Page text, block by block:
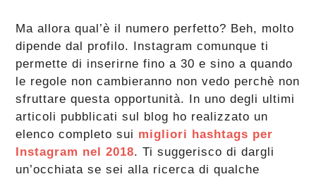
Ma allora qual’è il numero perfetto? Beh, molto
dipende dal profilo. Instagram comunque ti
permette di inserirne fino a 30 e sino a quando
le regole non cambieranno non vedo perchè non
sfruttare questa opportunità. In uno degli ultimi
articoli pubblicati sul blog ho realizzato un
elenco completo sui migliori hashtags per
Instagram nel 2018. Ti suggerisco di dargli
un’occhiata se sei alla ricerca di qualche